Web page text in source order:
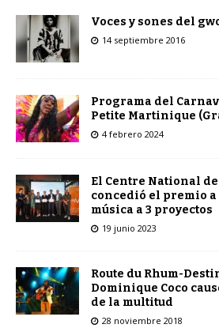
Voces y sones del
14 septiembre 2016
Programa del
Petite Martinique
4 febrero 2024
El Centre National
concedió el premio
música a 3 proyectos
19 junio 2023
Route du Rhum-
Dominique Coco
de la multitud
28 noviembre 2018